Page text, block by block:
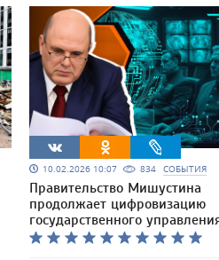
10.02.2026 10:07 834 СОБЫТИЯ
Правительство Мишустина
продолжает цифровизацию
государственного